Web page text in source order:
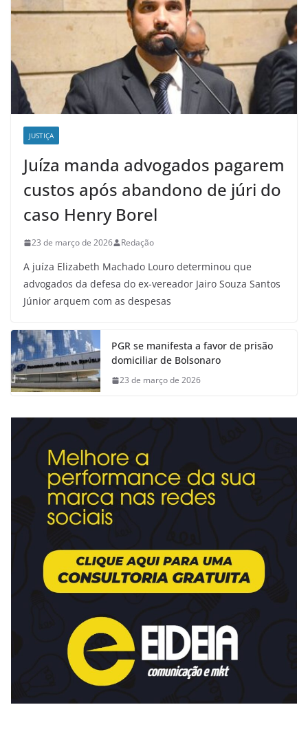
JUSTIÇA
Juíza manda advogados pagarem
custos após abandono de júri do
caso Henry Borel
23 de março de 2026 Redação
A juíza Elizabeth Machado Louro determinou que
advogados da defesa do ex-vereador Jairo Souza Santos
Júnior arquem com as despesas
PGR se manifesta a favor de prisão
domiciliar de Bolsonaro
23 de março de 2026